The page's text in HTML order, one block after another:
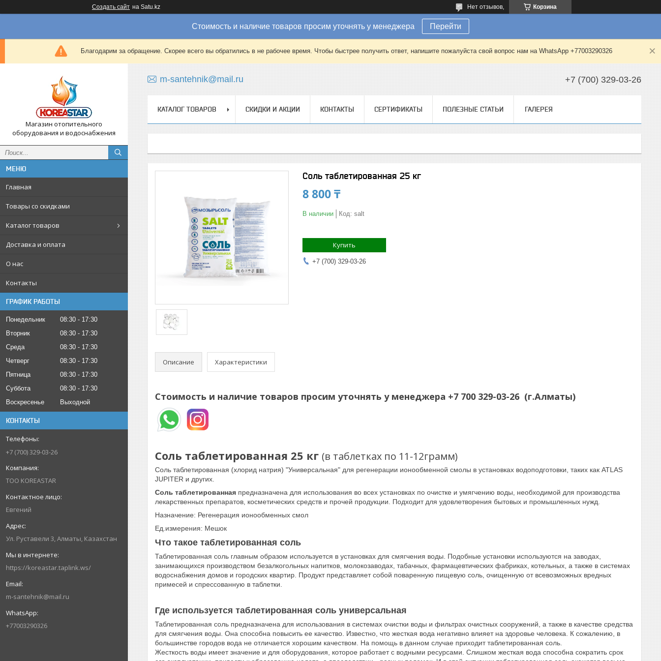
Создать сайт на Satu.kz Корзина
Нет отзывов,
Стоимость и наличие товаров просим уточнять у менеджера Перейти
Благодарим за обращение. Скорее всего вы обратились в не рабочее время. Чтобы быстрее получить ответ, напишите пожалуйста свой вопрос нам на WhatsApp +77003290326
Магазин отопительного
оборудования и водоснабжения
Главная
Товары со скидками
Каталог товаров
Доставка и оплата
О нас
Контакты
ГРАФИК РАБОТЫ
Понедельник 08:30
17:30
Вторник
08:30
17:30
Среда
08:30
17:30
Четверг
08:30
17:30
Пятница
08:30
17:30
Суббота
08:30
17:30
Воскресенье
Выходной
КОНТАКТЫ
+7 (700) 329-03-26
ТОО KOREASTAR
Евгений
Ул. Руставели 3, Алматы, Казахстан
https://koreastar.taplink.ws/
m-santehnik@mail.ru
+77003290326
m-santehnik@mail.ru +7 (700) 329-03-26
КАТАЛОГ ТОВАРОВ СКИДКИ И АКЦИИ КОНТАКТЫ СЕРТИФИКАТЫ ПОЛЕЗНЫЕ СТАТЬИ ГАЛЕРЕЯ
Соль таблетированная 25 кг
8 800 ₸
В наличии Код: salt
Купить
+7 (700) 329-03-26
Описание Характеристики
Стоимость и наличие товаров просим уточнять у менеджера +7 700 329-03-26 (г.Алматы)
Соль таблетированная 25 кг (в таблетках по 11-12грамм)
Соль таблетированная (хлорид натрия) "Универсальная" для регенерации ионообменной смолы в установках водоподготовки, таких как ATLAS
JUPITER и других.
Соль таблетированная предназначена для использования во всех установках по очистке и умягчению воды, необходимой для производства
лекарственных препаратов, косметических средств и прочей продукции. Подходит для удовлетворения бытовых и промышленных нужд.
Назначение: Регенерация ионообменных смол
Ед.измерения: Мешок
Что такое таблетированная соль
Таблетированная соль главным образом используется в установках для смягчения воды. Подобные установки используются на заводах,
занимающихся производством безалкогольных напитков, молокозаводах, табачных, фармацевтических фабриках, котельных, а также в системах
водоснабжения домов и городских квартир. Продукт представляет собой поваренную пищевую соль, очищенную от всевозможных вредных
примесей и спрессованную в таблетки.
Где используется таблетированная соль универсальная
Таблетированная соль предназначена для использования в системах очистки воды и фильтрах очистных сооружений, а также в качестве средства
для смягчения воды. Она способна повысить ее качество. Известно, что жесткая вода негативно влияет на здоровье человека. К сожалению, в
большинстве городов вода не отличается хорошим качеством. На помощь в данном случае приходит таблетированная соль.
Жесткость воды имеет значение и для оборудования, которое работает с водными ресурсами. Слишком жесткая вода способна сократить срок